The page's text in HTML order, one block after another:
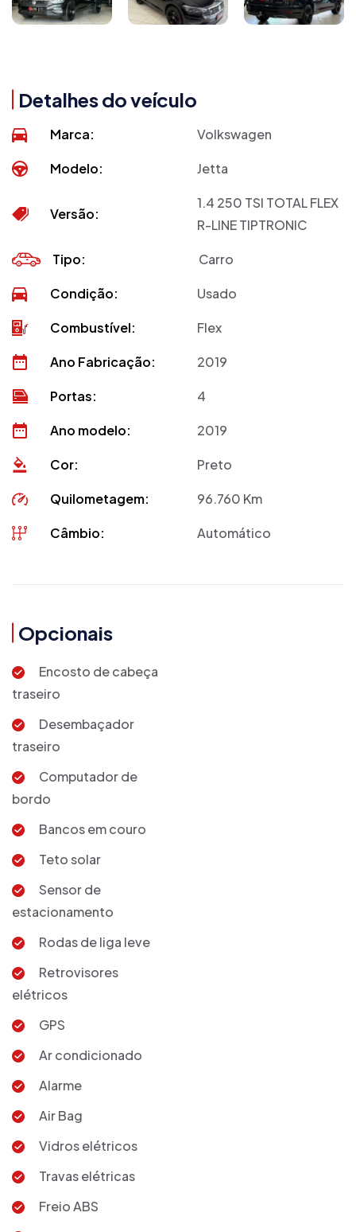
Detalhes do veículo
Marca: Volkswagen
Modelo: Jetta
Versão:
1.4 250 TSI TOTAL FLEX
R-LINE TIPTRONIC
Tipo: Carro
Condição: Usado
Combustível: Flex
Ano Fabricação: 2019
Portas: 4
Ano modelo: 2019
Cor: Preto
Quilometagem: 96.760 Km
Câmbio: Automático
Opcionais
Encosto de cabeça
traseiro
Desembaçador
traseiro
Computador de
bordo
Bancos em couro
Teto solar
Sensor de
estacionamento
Rodas de liga leve
Retrovisores
elétricos
GPS
Ar condicionado
Alarme
Air Bag
Vidros elétricos
Travas elétricas
Freio ABS